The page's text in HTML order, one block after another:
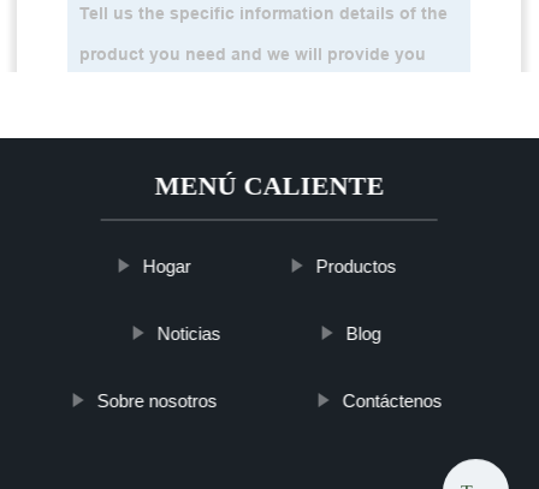
MENÚ CALIENTE
Hogar Productos
Noticias Blog
Sobre nosotros Contáctenos